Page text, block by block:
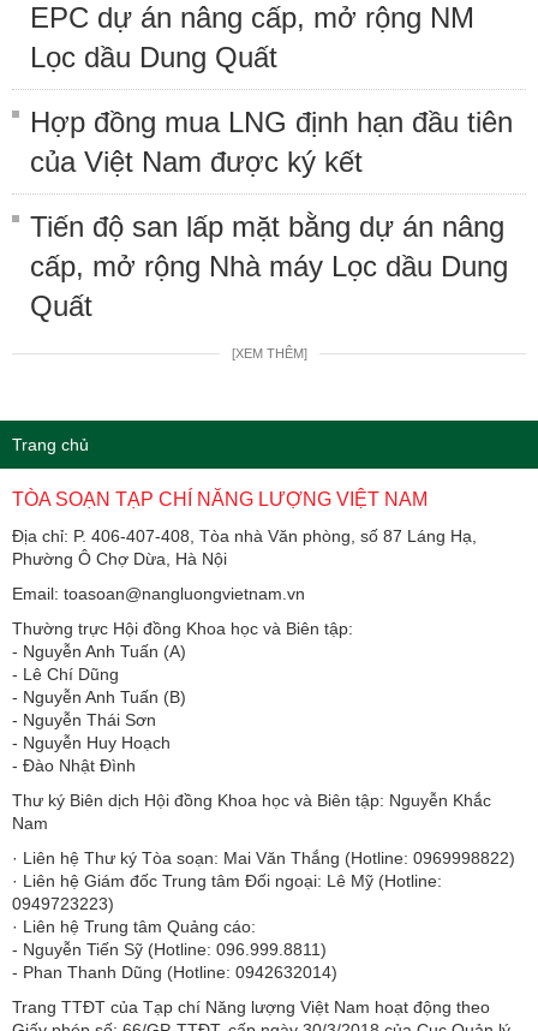
EPC dự án nâng cấp, mở rộng NM
Lọc dầu Dung Quất
Hợp đồng mua LNG định hạn đầu tiên
của Việt Nam được ký kết
Tiến độ san lấp mặt bằng dự án nâng
cấp, mở rộng Nhà máy Lọc dầu Dung
Quất
[XEM THÊM]
Trang chủ
TÒA SOẠN TẠP CHÍ NĂNG LƯỢNG VIỆT NAM
Địa chỉ: P. 406-407-408, Tòa nhà Văn phòng, số 87 Láng Hạ,
Phường Ô Chợ Dừa, Hà Nội
Email: toasoan@nangluongvietnam.vn
Thường trực Hội đồng Khoa học và Biên tập:
​​​​​​- Nguyễn Anh Tuấn (A)
- Lê Chí Dũng
- Nguyễn Anh Tuấn (B)
- Nguyễn Thái Sơn
- Nguyễn Huy Hoạch
- Đào Nhật Đình
Thư ký Biên dịch Hội đồng Khoa học và Biên tập: Nguyễn Khắc
Nam
· Liên hệ Thư ký Tòa soạn: Mai Văn Thắng (Hotline: 0969998822)
· Liên hệ Giám đốc Trung tâm Đối ngoại: Lê Mỹ (Hotline:
0949723223)
· Liên hệ Trung tâm Quảng cáo:
- Nguyễn Tiến Sỹ (Hotline: 096.999.8811)
- Phan Thanh Dũng (Hotline: 0942632014)
Trang TTĐT của Tạp chí Năng lượng Việt Nam hoạt động theo